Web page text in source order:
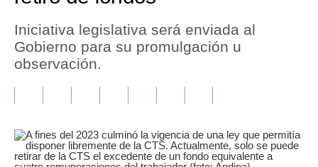
Política
Finanzas Personales
Inmobiliarias
Plus G
Iniciativa legislativa será enviada al
Gobierno para su promulgación u
observación.